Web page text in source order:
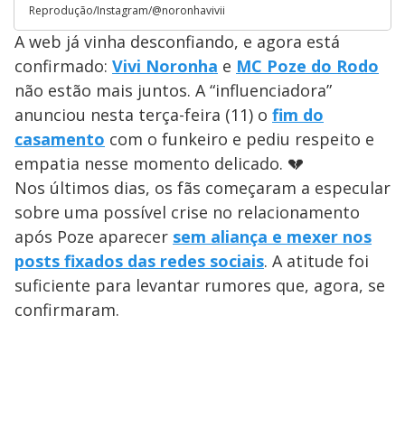
Reprodução/Instagram/@noronhavivii
A web já vinha desconfiando, e agora está
confirmado: Vivi Noronha e MC Poze do Rodo
não estão mais juntos. A “influenciadora”
anunciou nesta terça-feira (11) o fim do
casamento com o funkeiro e pediu respeito e
empatia nesse momento delicado. 💔
Nos últimos dias, os fãs começaram a especular
sobre uma possível crise no relacionamento
após Poze aparecer sem aliança e mexer nos
posts fixados das redes sociais. A atitude foi
suficiente para levantar rumores que, agora, se
confirmaram.